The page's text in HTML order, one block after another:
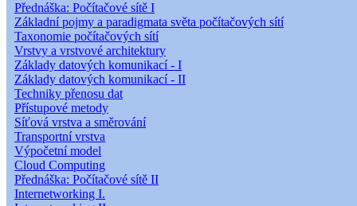
Přednáška: Počítačové sítě I
Základní pojmy a paradigmata světa počítačových sítí
Taxonomie počítačových sítí
Vrstvy a vrstvové architektury
Základy datových komunikací - I
Základy datových komunikací - II
Techniky přenosu dat
Přístupové metody
Síťová vrstva a směrování
Transportní vrstva
Výpočetní model
Cloud Computing
Přednáška: Počítačové sítě II
Internetworking I.